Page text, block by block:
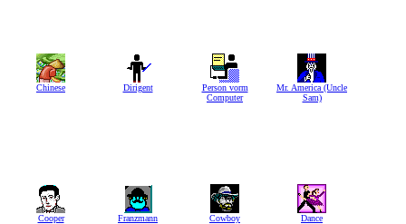
Chinese Dirigent
Person vorm
Computer
Mr. America (Uncle
Sam)
Cooper Franzmann Cowboy Dance